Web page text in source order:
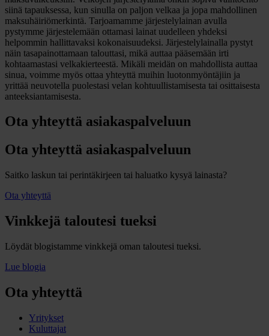
siinä tapauksessa, kun sinulla on paljon velkaa ja jopa mahdollinen
maksuhäiriömerkintä. Tarjoamamme järjestelylainan avulla
pystymme järjestelemään ottamasi lainat uudelleen yhdeksi
helpommin hallittavaksi kokonaisuudeksi. Järjestelylainalla pystyt
näin tasapainottamaan talouttasi, mikä auttaa pääsemään irti
kohtaamastasi velkakierteestä. Mikäli meidän on mahdollista auttaa
sinua, voimme myös ottaa yhteyttä muihin luotonmyöntäjiin ja
yrittää neuvotella puolestasi velan kohtuullistamisesta tai osittaisesta
anteeksiantamisesta.
Ota yhteyttä asiakaspalveluun
Ota yhteyttä asiakaspalveluun
Saitko laskun tai perintäkirjeen tai haluatko kysyä lainasta?
Ota yhteyttä
Vinkkejä taloutesi tueksi
Löydät blogistamme vinkkejä oman taloutesi tueksi.
Lue blogia
Ota yhteyttä
Yritykset
Kuluttajat